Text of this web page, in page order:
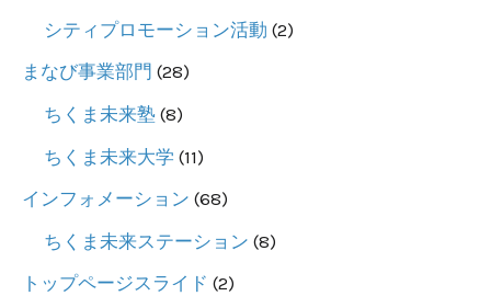
シティプロモーション活動 (2)
まなび事業部門 (28)
ちくま未来塾 (8)
ちくま未来大学 (11)
インフォメーション (68)
ちくま未来ステーション (8)
トップページスライド (2)
気
ち